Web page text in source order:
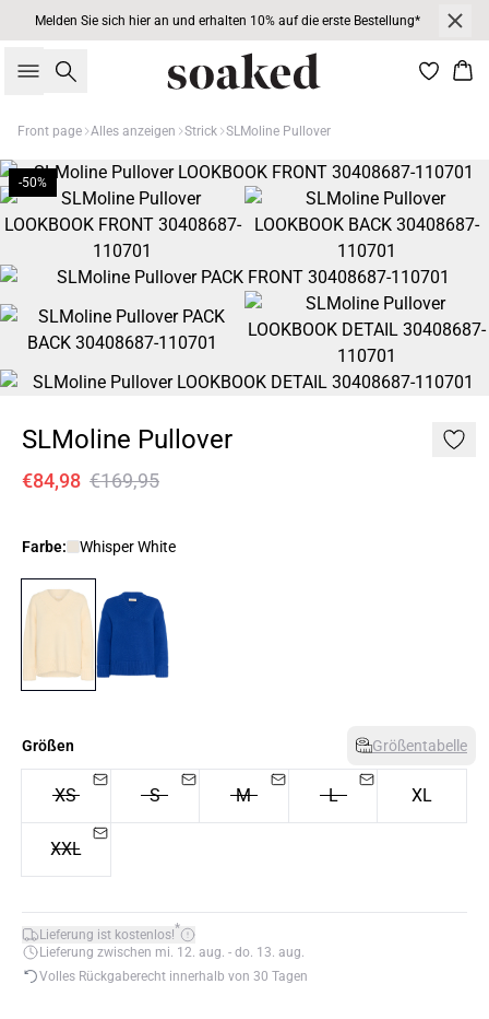
Melden Sie sich hier an und erhalten 10% auf die erste Bestellung*
Suche
Front page Alles anzeigen Strick SLMoline Pullover
-50%
SLMoline Pullover
€84,98 €169,95
Farbe: Whisper White
Größen Größentabelle
XS S M L XL
XXL
Lieferung ist kostenlos!*
Lieferung zwischen mi. 12. aug. - do. 13. aug.
Volles Rückgaberecht innerhalb von 30 Tagen